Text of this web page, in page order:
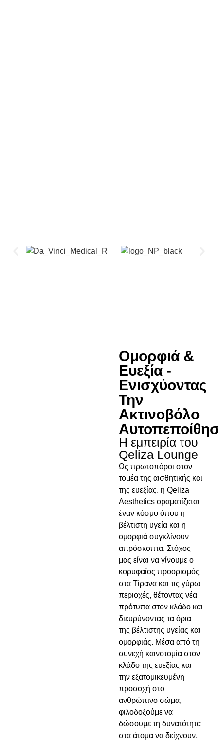
Ομορφιά &
Ευεξία -
Ενισχύοντας
Την
Ακτινοβόλο
Η εμπειρία του
Qeliza Lounge
Ως πρωτοπόροι στον
τομέα της αισθητικής και
της ευεξίας, η Qeliza
Aesthetics οραματίζεται
έναν κόσμο όπου η
βέλτιστη υγεία και η
ομορφιά συγκλίνουν
απρόσκοπτα. Στόχος
μας είναι να γίνουμε ο
κορυφαίος προορισμός
στα Τίρανα και τις γύρω
περιοχές, θέτοντας νέα
πρότυπα στον κλάδο και
διευρύνοντας τα όρια
της βέλτιστης υγείας και
ομορφιάς. Μέσα από τη
συνεχή καινοτομία στον
κλάδο της ευεξίας και
την εξατομικευμένη
προσοχή στο
ανθρώπινο σώμα,
φιλοδοξούμε να
δώσουμε τη δυνατότητα
στα άτομα να δείχνουν,